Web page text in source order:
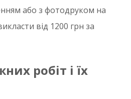
або з фотодруком на
від 1200 грн за
робіт і їх